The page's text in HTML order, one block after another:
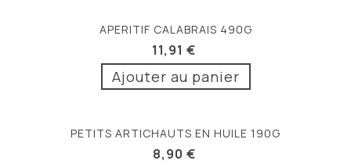
APERITIF CALABRAIS 490G
11,91 €
Ajouter au panier
PETITS ARTICHAUTS EN HUILE 190G
8,90 €